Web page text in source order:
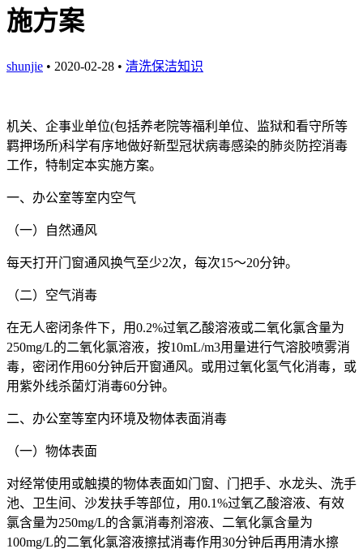
施方案
shunjie • 2020-02-28 • 清洗保洁知识
机关、企事业单位(包括养老院等福利单位、监狱和看守所等
羁押场所)科学有序地做好新型冠状病毒感染的肺炎防控消毒
工作，特制定本实施方案。
一、办公室等室内空气
（一）自然通风
每天打开门窗通风换气至少2次，每次15～20分钟。
（二）空气消毒
在无人密闭条件下，用0.2%过氧乙酸溶液或二氧化氯含量为
250mg/L的二氧化氯溶液，按10mL/m3用量进行气溶胶喷雾消
毒，密闭作用60分钟后开窗通风。或用过氧化氢气化消毒，或
用紫外线杀菌灯消毒60分钟。
二、办公室等室内环境及物体表面消毒
（一）物体表面
对经常使用或触摸的物体表面如门窗、门把手、水龙头、洗手
池、卫生间、沙发扶手等部位，用0.1%过氧乙酸溶液、有效
氯含量为250mg/L的含氯消毒剂溶液、二氧化氯含量为
100mg/L的二氧化氯溶液擦拭消毒作用30分钟后再用清水擦